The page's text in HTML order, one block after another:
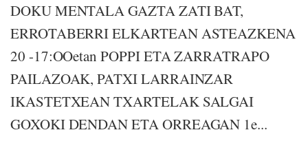
DOKU MENTALA GAZTA ZATI BAT,
ERROTABERRI ELKARTEAN ASTEAZKENA
20 -17:OOetan POPPI ETA ZARRATRAPO
PAILAZOAK, PATXI LARRAINZAR
IKASTETXEAN TXARTELAK SALGAI
GOXOKI DENDAN ETA ORREAGAN 1e...